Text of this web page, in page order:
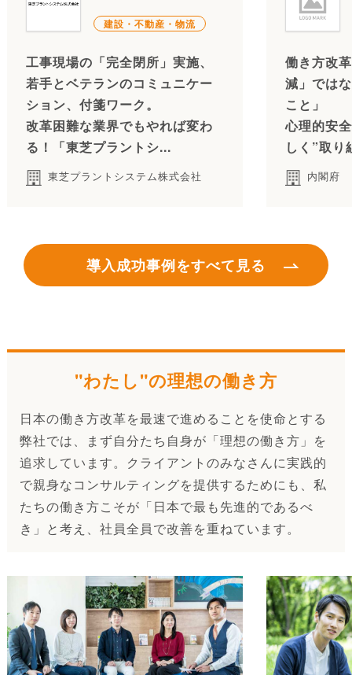
建設・不動産・物流
工事現場の「完全閉所」実施、
若手とベテランのコミュニケー
ション、付箋ワーク。
改革困難な業界でもやれば変わ
る！「東芝プラントシ...
東芝プラントシステム株式会社
働き方改
減」では
こと」
心理的安
しく”取り
内閣府
導入成功事例をすべて見る
"わたし"の理想の働き方
日本の働き方改革を最速で進めることを使命とする
弊社では、まず自分たち自身が「理想の働き方」を
追求しています。クライアントのみなさんに実践的
で親身なコンサルティングを提供するためにも、私
たちの働き方こそが「日本で最も先進的であるべ
き」と考え、社員全員で改善を重ねています。